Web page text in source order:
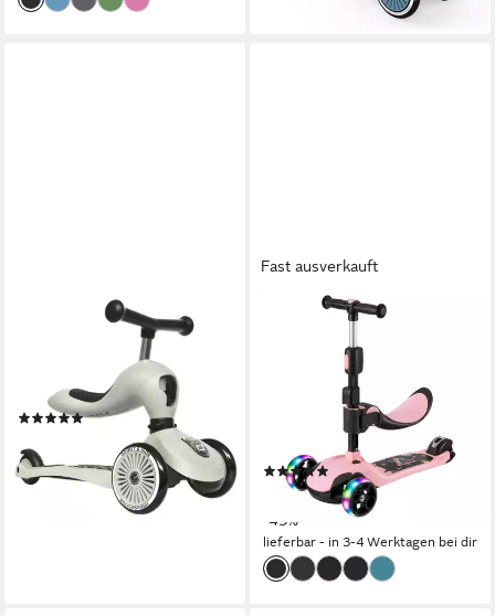
SCOOT AND RIDE
Kinderfahrzeug Lauflernhilfe
50,00 kg max. Benutzergewicht
(82)
10,04 €
mtl. in 12 Raten
lieferbar - in 2-3 Werktagen bei dir
+4
Fast ausverkauft
mit Klappsitz,
höhenverstellbar, mit LED, für
max. Benutzergewicht
(6)
52,99 € UVP95,99 €
-45%
lieferbar - in 3-4 Werktagen bei dir